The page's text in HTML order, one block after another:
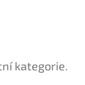
kategorie.